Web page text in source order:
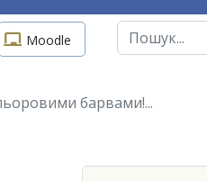
Moodle Пошук
барвами!...